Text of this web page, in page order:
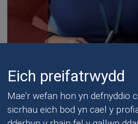
Eich preifatrwydd
Mae'r wefan hon yn defnyddio
sicrhau eich bod yn cael y